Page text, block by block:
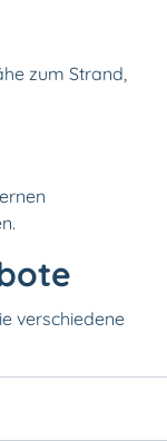
zum Strand,
verschiedene